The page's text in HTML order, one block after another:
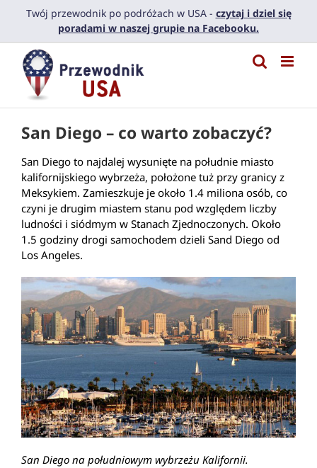
PrzejdźTwój przewodnik po podróżach w USA - czytaj i dziel się
poradami w naszej grupie na Facebooku.
San Diego – co warto zobaczyć?
San Diego to najdalej wysunięte na południe miasto
kalifornijskiego wybrzeża, położone tuż przy granicy z
Meksykiem. Zamieszkuje je około 1.4 miliona osób, co
czyni je drugim miastem stanu pod względem liczby
ludności i siódmym w Stanach Zjednoczonych. Około
1.5 godziny drogi samochodem dzieli Sand Diego od
Los Angeles.
San Diego na południowym wybrzeżu Kalifornii.